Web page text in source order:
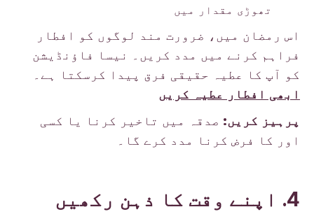
تھوڑی مقدار میں
اس رمضان میں، ضرورت مند لوگوں کو افطار
فراہم کرنے میں مدد کریں۔ نیسا فاؤنڈیشن
کو آپ کا عطیہ حقیقی فرق پیدا کرسکتا ہے۔
ابھی افطار عطیہ کریں
پرہیز کریں:صدقہ میں تاخیر کرنا یا کسی
اور کا فرض کرنا مدد کرے گا۔